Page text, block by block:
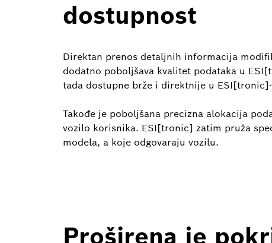
dostupnost
Direktan prenos detaljnih informacija
dodatno poboljšava kvalitet podataka u
tada dostupne brže i direktnije u
Takođe je poboljšana precizna alokacija
vozilo korisnika. ESI[tronic] zatim pruža
modela, a koje odgovaraju vozilu.
Proširena je